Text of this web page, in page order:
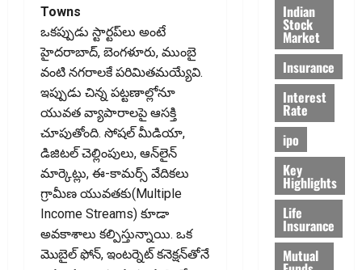
Towns
ఒకప్పుడు స్టార్టప్‌లు అంటే
హైదరాబాద్‌, బెంగళూరు, ముంబై
వంటి నగరాలకే పరిమితమయ్యేవి.
ఇప్పుడు చిన్న పట్టణాల్లోనూ
యువత వ్యాపారాలపై ఆసక్తి
చూపుతోంది. సోషల్‌ మీడియా,
డిజిటల్‌ చెల్లింపులు, ఆన్‌లైన్‌
మార్కెట్లు, ఈ-కామర్స్‌ వేదికలు
గ్రామీణ యువతకు(Multiple
Income Streams) కూడా
అవకాశాలు కల్పిస్తున్నాయి. ఒక
మొబైల్‌ ఫోన్‌, ఇంటర్నెట్‌ కనెక్షన్‌తోనే
Indian
Stock
Market
Insurance
Interest
Rate
ipo
Key
Highlights
Life
Insurance
Mutual